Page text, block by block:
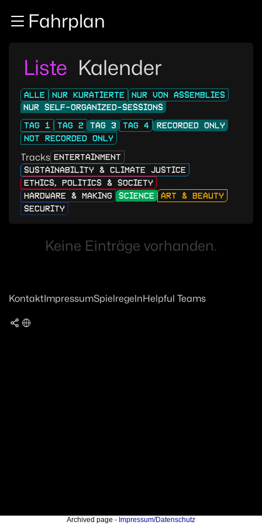
Zum InhaltFahrplan
Liste Kalender
ALLE NUR KURATIERTE
NUR VON ASSEMBLIES
NUR SELF-ORGANIZED-SESSIONS
TAG 1
TAG 2 TAG 3 TAG 4
RECORDED ONLY
NOT RECORDED ONLY
Tracks ENTERTAINMENT
SUSTAINABILITY & CLIMATE JUSTICE
ETHICS, POLITICS & SOCIETY
HARDWARE & MAKING
SCIENCE
ART & BEAUTY
SECURITY
Keine Einträge vorhanden.
KontaktImpressumSpielregelnHelpful Teams
Archived page - Impressum/Datenschutz